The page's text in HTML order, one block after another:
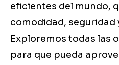
eficientes del mundo,
comodidad, seguridad
Exploremos todas las
para que pueda